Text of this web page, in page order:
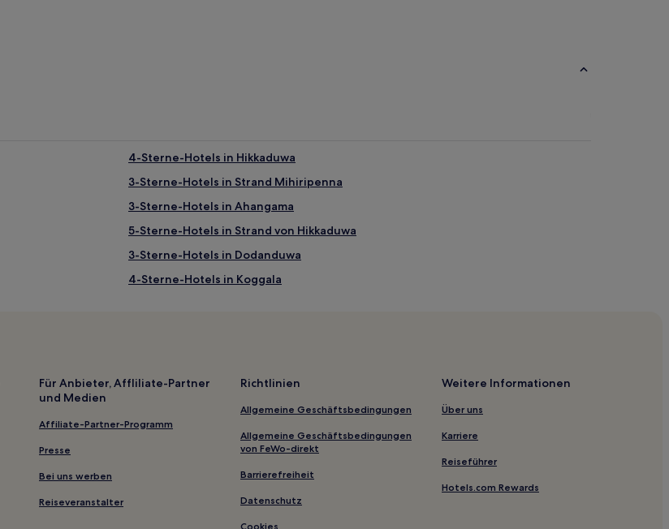
4-Sterne-Hotels in Hikkaduwa
3-Sterne-Hotels in Strand Mihiripenna
3-Sterne-Hotels in Ahangama
5-Sterne-Hotels in Strand von Hikkaduwa
3-Sterne-Hotels in Dodanduwa
4-Sterne-Hotels in Koggala
Gasthäuser in Unawatuna
Gasthäuser in Koggala
Hotels nahe Koggala
Richmond Kanda: Hotels
Für Anbieter, Affliliate-Partner
und Medien
Affiliate-Partner-Programm
Presse
Bei uns werben
Reiseveranstalter
Richtlinien
Allgemeine Geschäftsbedingungen
Allgemeine Geschäftsbedingungen
von FeWo-direkt
Barrierefreiheit
Datenschutz
Cookies
Weitere Informationen
Über uns
Karriere
Reiseführer
Hotels.com Rewards